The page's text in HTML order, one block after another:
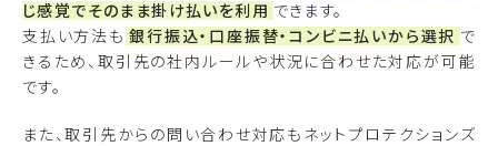
じ感覚でそのまま掛け払いを利用 できます。
支払い方法も 銀行振込・口座振替・コンビニ払いから選択 で
きるため、取引先の社内ルールや状況に合わせた対応が可能
です。
また、取引先からの問い合わせ対応もネットプロテクションズ